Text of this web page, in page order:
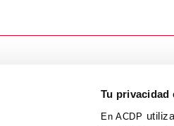
Tu privacidad
En ACDP